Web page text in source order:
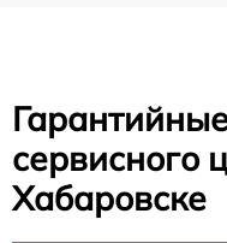
сервисного
Хабаровске